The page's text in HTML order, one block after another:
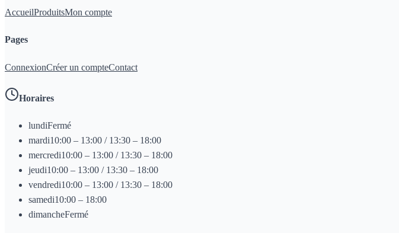
AccueilProduitsMon compte
Pages
ConnexionCréer un compteContact
Horaires
lundiFermé
mardi10:00 – 13:00 / 13:30 – 18:00
mercredi10:00 – 13:00 / 13:30 – 18:00
jeudi10:00 – 13:00 / 13:30 – 18:00
vendredi10:00 – 13:00 / 13:30 – 18:00
samedi10:00 – 18:00
dimancheFermé